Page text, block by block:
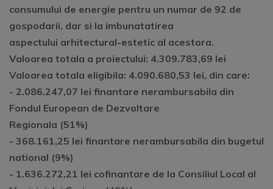
consumului de energie pentru un numar de 92 de
gospodarii, dar si la imbunatatirea
aspectului arhitectural-estetic al acestora.
Valoarea totala a proiectului: 4.309.783,69 lei
Valoarea totala eligibila: 4.090.680,53 lei, din care:
- 2.086.247,07 lei finantare nerambursabila din
Fondul European de Dezvoltare
Regionala (51%)
- 368.161,25 lei finantare nerambursabila din bugetul
national (9%)
- 1.636.272,21 lei cofinantare de la Consiliul Local al